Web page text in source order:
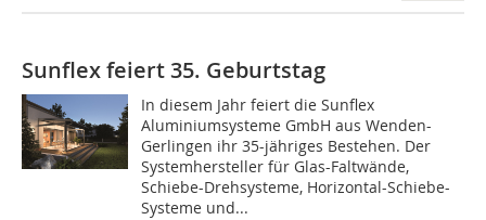
Sunflex feiert 35. Geburtstag
In diesem Jahr feiert die Sunflex
Aluminiumsysteme GmbH aus Wenden-
Gerlingen ihr 35-jähriges Bestehen. Der
Systemhersteller für Glas-Faltwände,
Schiebe-Drehsysteme, Horizontal-Schiebe-
Systeme und...